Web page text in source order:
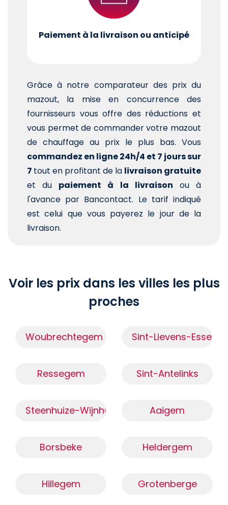
Paiement à la livraison ou anticipé
Grâce à notre comparateur des prix du
mazout, la mise en concurrence des
fournisseurs vous offre des réductions et
vous permet de commander votre mazout
de chauffage au prix le plus bas. Vous
commandez en ligne 24h/4 et 7 jours sur
7 tout en profitant de la livraison gratuite
et du paiement à la livraison ou à
l'avance par Bancontact. Le tarif indiqué
est celui que vous payerez le jour de la
livraison.
Voir les prix dans les villes les plus
proches
Woubrechtegem Sint-Lievens-Esse
Ressegem Sint-Antelinks
Steenhuize-Wijnhuize Aaigem
Borsbeke Heldergem
Hillegem Grotenberge